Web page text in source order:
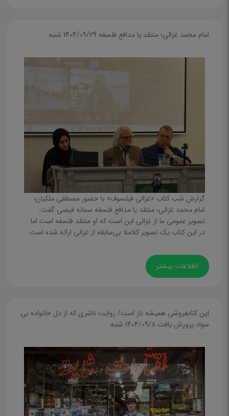
علمی و آموزشی
برنامه‌ریزی، مهارتی و روانشناسی
تاریخ، ادبیات نوجوان و مشاهیر
داستان
ترانه و شعر
خردسال
بازی و سرگرمی
شعر و رنگ‌آمیزی
فومی، پارچه‌ای، حمام، مقوایی
آموزشی و مهارتی و روانشناسی
داستان
انبار
تجديد چاپ كودك و نوجوان
امام محمد غزالی؛ منتقد یا مدافع فلسفه 1404/09/29 شنبه
گزارش شب کتاب «غزالی فیلسوف» با حضور مصطفی ملکیان؛
امام محمد غزالی؛ منتقد یا مدافع فلسفه سمانه فیضی گفت:‌
تصویر عمومی ما از غزالی این است که او منتقد فلسفه است اما
در این کتاب یک تصویر کلاملا بی‌سابقه از غزالی ارائه شده است.
اطلاعات بیشتر
این کتابفروشی همیشه باز است/ روایت ناشری که از دل خانواده بی
سواد پرورش یافت 1404/09/8 شنبه